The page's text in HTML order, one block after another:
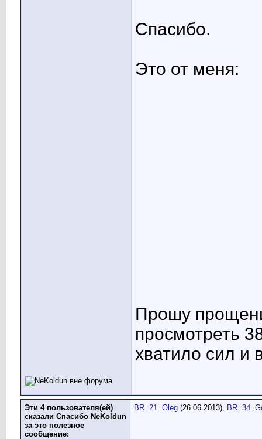
Спасибо.
Это от меня:
Прошу
просмотреть
хватило сил и
Эти 4 пользователя(ей)
сказали Спасибо NeKoldun
за это полезное
сообщение:
BR=21=Oleg (26.06.2013),